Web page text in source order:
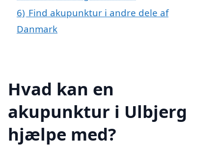
6) Find akupunktur i andre dele af
Danmark
Hvad kan en
akupunktur i Ulbjerg
hjælpe med?